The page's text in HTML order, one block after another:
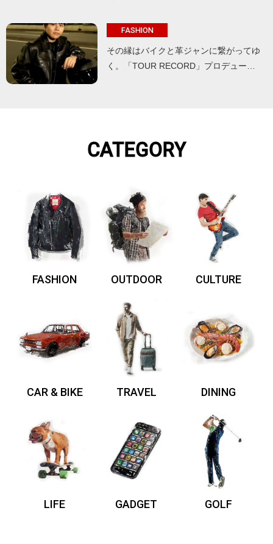
FASHION
その縁はバイクと革ジャンに繋がってゆ
く。「TOUR RECORD」プロデュー…
CATEGORY
FASHION OUTDOOR CULTURE
CAR & BIKE TRAVEL DINING
LIFE GADGET GOLF